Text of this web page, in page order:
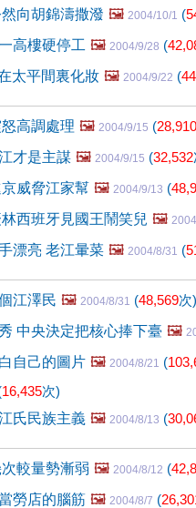
向胡錦濤撒潑 🖼️ 2004/10/1 (
高樓硬停工 🖼️ 2004/9/28 (
太平間裏化妝 🖼️ 2004/9/22 (
高調處理 🖼️ 2004/9/15 (28,910
才是主謀 🖼️ 2004/9/15 (32,532
威脅江家幫 🖼️ 2004/9/13 (
西班牙見國王鬧笑兒 🖼️
漂亮 老江暈菜 🖼️ 2004/8/31 (
江澤民 🖼️ 2004/8/31 (48,569次)
中央決定把核心捧下臺 🖼️
自己的圖片 🖼️ 2004/8/21 (
16,435次)
氏民族主義 🖼️ 2004/8/13 (
較量勢漸弱 🖼️ 2004/8/12 (
勞店的腦筋 🖼️ 2004/8/7 (